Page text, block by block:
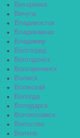
Вихоревка
Вичуга
Владивосток
Владикавказ
Владимир
Волгоград
Волгодонск
Волгореченск
Волжск
Волжский
Вологда
Володарск
Волоколамск
Волосово
Волхов